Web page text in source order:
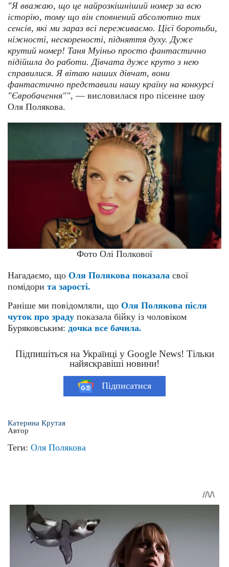
"Я вважаю, що це найрозкішніший номер за всю
історію, тому що він сповнений абсолютно тих
сенсів, які ми зараз всі переживаємо. Цієї боротьби,
ніжності, нескореності, підняття духу. Дуже
крутий номер! Таня Муіньо просто фантастично
підійшла до работи. Дівчата дуже круто з нею
справилися. Я вітаю наших дівчат, вони
фантастично представили нашу країну на конкурсі
"Євробачення"", — висловилася про пісенне шоу
Оля Полякова.
Фото Олі Полкової
Нагадаємо, що Оля Полякова показала свої
помідори та зарості.
Раніше ми повідомляли, що Оля Полякова після
чуток про зраду показала бійку із чоловіком
Буряковським: дочка все бачила.
Підпишіться на Українці у Google News! Тільки
найяскравіші новини!
Підписатися
Катерина Крутая
Автор
Теги: Оля Полякова